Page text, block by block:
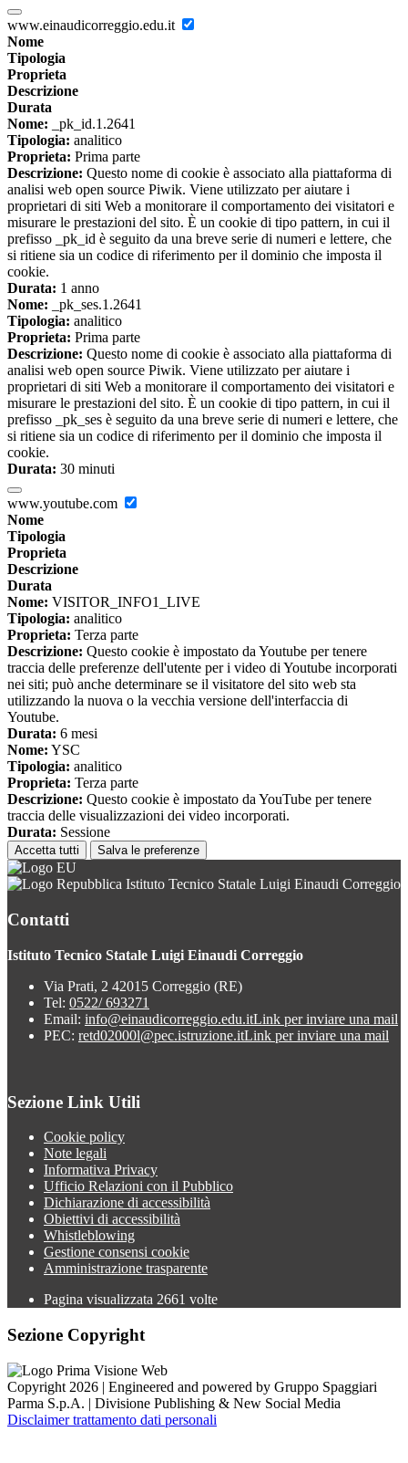
www.einaudicorreggio.edu.it
Nome
Tipologia
Proprieta
Descrizione
Durata
Nome: _pk_id.1.2641
Tipologia: analitico
Proprieta: Prima parte
Descrizione: Questo nome di cookie è associato alla piattaforma di
analisi web open source Piwik. Viene utilizzato per aiutare i
proprietari di siti Web a monitorare il comportamento dei visitatori e
misurare le prestazioni del sito. È un cookie di tipo pattern, in cui il
prefisso _pk_id è seguito da una breve serie di numeri e lettere, che
si ritiene sia un codice di riferimento per il dominio che imposta il
cookie.
Durata: 1 anno
Nome: _pk_ses.1.2641
Tipologia: analitico
Proprieta: Prima parte
Descrizione: Questo nome di cookie è associato alla piattaforma di
analisi web open source Piwik. Viene utilizzato per aiutare i
proprietari di siti Web a monitorare il comportamento dei visitatori e
misurare le prestazioni del sito. È un cookie di tipo pattern, in cui il
prefisso _pk_ses è seguito da una breve serie di numeri e lettere, che
si ritiene sia un codice di riferimento per il dominio che imposta il
cookie.
Durata: 30 minuti
www.youtube.com
Nome
Tipologia
Proprieta
Descrizione
Durata
Nome: VISITOR_INFO1_LIVE
Tipologia: analitico
Proprieta: Terza parte
Descrizione: Questo cookie è impostato da Youtube per tenere
traccia delle preferenze dell'utente per i video di Youtube incorporati
nei siti; può anche determinare se il visitatore del sito web sta
utilizzando la nuova o la vecchia versione dell'interfaccia di
Youtube.
Durata: 6 mesi
Nome: YSC
Tipologia: analitico
Proprieta: Terza parte
Descrizione: Questo cookie è impostato da YouTube per tenere
traccia delle visualizzazioni dei video incorporati.
Durata: Sessione
Accetta tutti Salva le preferenze
Istituto Tecnico Statale Luigi Einaudi Correggio
Contatti
Istituto Tecnico Statale Luigi Einaudi Correggio
Via Prati, 2 42015 Correggio (RE)
Tel: 0522/ 693271
Email: info@einaudicorreggio.edu.itLink per inviare una mail
PEC: retd02000l@pec.istruzione.itLink per inviare una mail
Sezione Link Utili
Cookie policy
Note legali
Informativa Privacy
Ufficio Relazioni con il Pubblico
Dichiarazione di accessibilità
Obiettivi di accessibilità
Whistleblowing
Gestione consensi cookie
Amministrazione trasparente
Pagina visualizzata 2661 volte
Sezione Copyright
Copyright 2026 | Engineered and powered by Gruppo Spaggiari
Parma S.p.A. | Divisione Publishing & New Social Media
Disclaimer trattamento dati personali